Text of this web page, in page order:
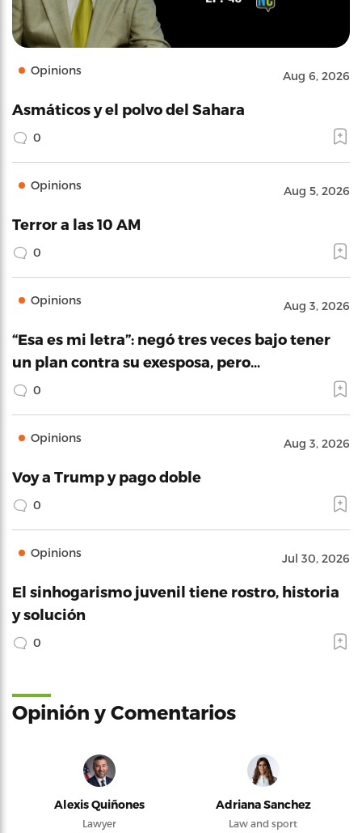
Opinions Aug 6, 2026
Asmáticos y el polvo del Sahara
0
Opinions Aug 5, 2026
Terror a las 10 AM
0
Opinions Aug 3, 2026
“Esa es mi letra”: negó tres veces bajo tener
un plan contra su exesposa, pero…
0
Opinions Aug 3, 2026
Voy a Trump y pago doble
0
Opinions Jul 30, 2026
El sinhogarismo juvenil tiene rostro, historia
y solución
0
Opinión y Comentarios
Alexis Quiñones
Lawyer
Adriana Sanchez
Law and sport